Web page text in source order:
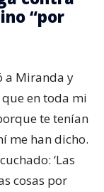
“por
a Miranda y
que en toda mi
te tenían
me han dicho.
‘Las
cosas por